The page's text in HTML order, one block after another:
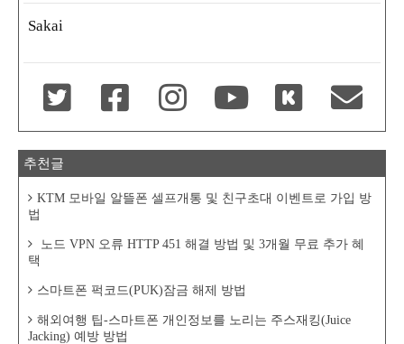
Sakai
추천글
KTM 모바일 알뜰폰 셀프개통 및 친구초대 이벤트로 가입 방
법
노드 VPN 오류 HTTP 451 해결 방법 및 3개월 무료 추가 혜
택
스마트폰 퍽코드(PUK)잠금 해제 방법
해외여행 팁-스마트폰 개인정보를 노리는 주스재킹(Juice
Jacking) 예방 방법